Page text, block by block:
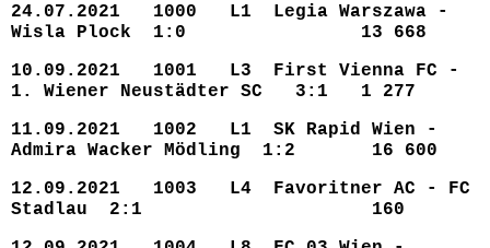
24.07.2021 1000 L1 Legia Warszawa -
Wisla Plock 1:0 13 668
10.09.2021 1001 L3 First Vienna FC -
1. Wiener Neustädter SC 3:1 1 277
11.09.2021 1002 L1 SK Rapid Wien -
Admira Wacker Mödling 1:2 16 600
12.09.2021 1003 L4 Favoritner AC - FC
Stadlau 2:1 160